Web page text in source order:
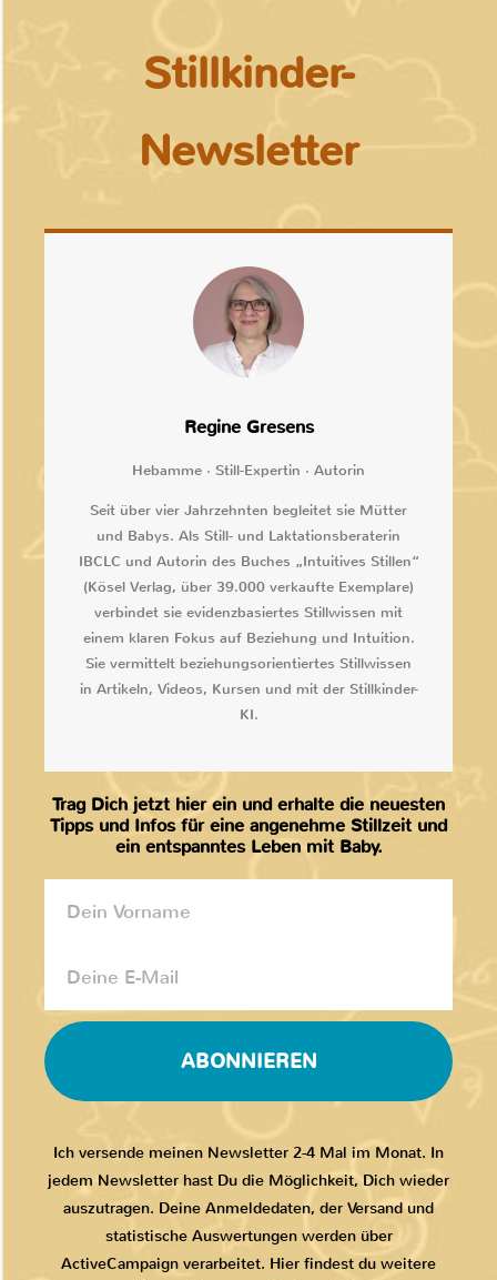
Stillkinder-
Newsletter
Regine Gresens
Hebamme · Still-Expertin · Autorin
Seit über vier Jahrzehnten begleitet sie Mütter
und Babys. Als Still- und Laktationsberaterin
IBCLC und Autorin des Buches „Intuitives Stillen“
(Kösel Verlag, über 39.000 verkaufte Exemplare)
verbindet sie evidenzbasiertes Stillwissen mit
einem klaren Fokus auf Beziehung und Intuition.
Sie vermittelt beziehungsorientiertes Stillwissen
in Artikeln, Videos, Kursen und mit der Stillkinder-
KI.
Trag Dich jetzt hier ein und erhalte die neuesten
Tipps und Infos für eine angenehme Stillzeit und
ein entspanntes Leben mit Baby.
ABONNIEREN
Ich versende meinen Newsletter 2-4 Mal im Monat. In
jedem Newsletter hast Du die Möglichkeit, Dich wieder
auszutragen. Deine Anmeldedaten, der Versand und
statistische Auswertungen werden über
ActiveCampaign verarbeitet. Hier findest du weitere